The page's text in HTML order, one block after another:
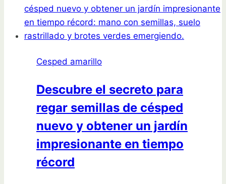
tapar
un
agujero
manera
y
fácil
Cesped amarillo
Descubre el secreto para
regar semillas de césped
nuevo y obtener un jardín
impresionante en tiempo
récord